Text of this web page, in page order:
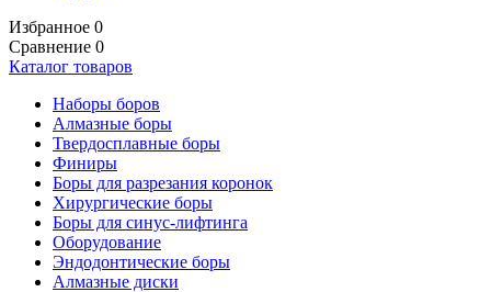
Избранное 0
Сравнение 0
Каталог товаров
Наборы боров
Алмазные боры
Твердосплавные боры
Финиры
Боры для разрезания коронок
Хирургические боры
Боры для синус-лифтинга
Оборудование
Эндодонтические боры
Алмазные диски